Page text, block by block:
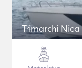
Trimarchi Nica